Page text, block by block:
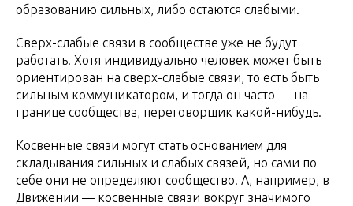
образованию сильных, либо остаются слабыми.
Сверх-слабые связи в сообществе уже не будут
работать. Хотя индивидуально человек может быть
ориентирован на сверх-слабые связи, то есть быть
сильным коммуникатором, и тогда он часто — на
границе сообщества, переговорщик какой-нибудь.
Косвенные связи могут стать основанием для
складывания сильных и слабых связей, но сами по
себе они не определяют сообщество. А, например, в
Движении — косвенные связи вокруг значимого